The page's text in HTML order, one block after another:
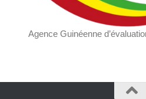
Agence Guinéenne